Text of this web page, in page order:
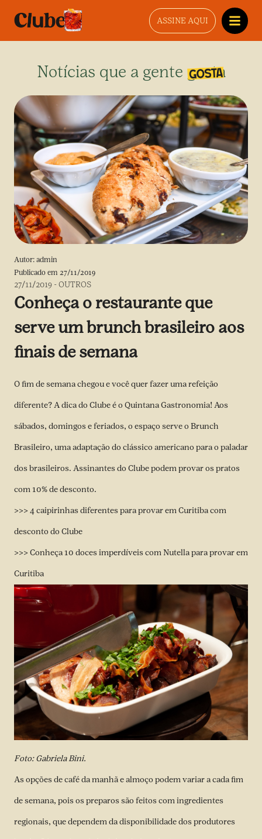
ASSINE AQUI
Notícias que a gente gosta
Autor: admin
Publicado em 27/11/2019
27/11/2019 -OUTROS
Conheça o restaurante que
serve um brunch brasileiro aos
finais de semana
O fim de semana chegou e você quer fazer uma refeição
diferente? A dica do Clube é o Quintana Gastronomia! Aos
sábados, domingos e feriados, o espaço serve o Brunch
Brasileiro, uma adaptação do clássico americano para o paladar
dos brasileiros. Assinantes do Clube podem provar os pratos
com 10% de desconto.
>>> 4 caipirinhas diferentes para provar em Curitiba com
desconto do Clube
>>> Conheça 10 doces imperdíveis com Nutella para provar em
Curitiba
Foto: Gabriela Bini.
As opções de café da manhã e almoço podem variar a cada fim
de semana, pois os preparos são feitos com ingredientes
regionais, que dependem da disponibilidade dos produtores